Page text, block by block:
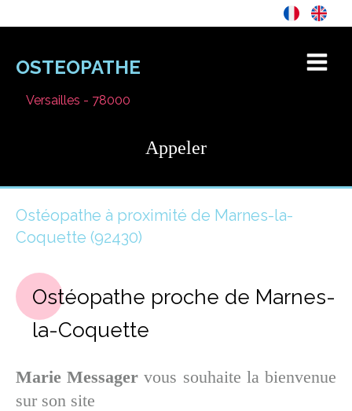
OSTEOPATHE
Versailles - 78000
Appeler
Ostéopathe à proximité de Marnes-la-
Coquette (92430)
Ostéopathe proche de Marnes-
la-Coquette
Marie Messager vous souhaite la bienvenue
sur son site